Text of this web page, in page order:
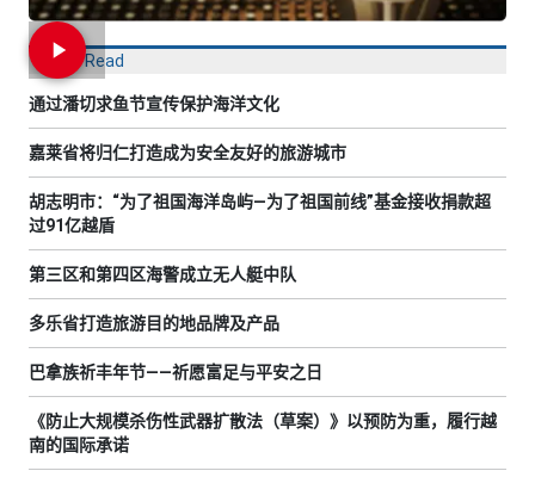
Most Read
通过潘切求鱼节宣传保护海洋文化
嘉莱省将归仁打造成为安全友好的旅游城市
胡志明市：“为了祖国海洋岛屿—为了祖国前线”基金接收捐款超
过91亿越盾
第三区和第四区海警成立无人艇中队
多乐省打造旅游目的地品牌及产品
巴拿族祈丰年节——祈愿富足与平安之日
《防止大规模杀伤性武器扩散法（草案）》以预防为重，履行越
南的国际承诺